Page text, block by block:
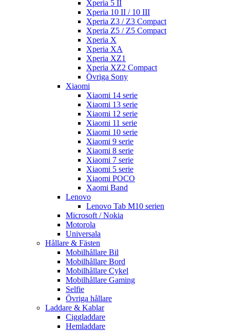
Xperia 5 II
Xperia 10 II / 10 III
Xperia Z3 / Z3 Compact
Xperia Z5 / Z5 Compact
Xperia X
Xperia XA
Xperia XZ1
Xperia XZ2 Compact
Övriga Sony
Xiaomi
Xiaomi 14 serie
Xiaomi 13 serie
Xiaomi 12 serie
Xiaomi 11 serie
Xiaomi 10 serie
Xiaomi 9 serie
Xiaomi 8 serie
Xiaomi 7 serie
Xiaomi 5 serie
Xiaomi POCO
Xaomi Band
Lenovo
Lenovo Tab M10 serien
Microsoft / Nokia
Motorola
Universala
Hållare & Fästen
Mobilhållare Bil
Mobilhållare Bord
Mobilhållare Cykel
Mobilhållare Gaming
Selfie
Övriga hållare
Laddare & Kablar
Ciggladdare
Hemladdare